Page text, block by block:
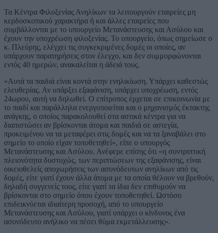
Τα Κέντρα Φιλοξενίας Ανηλίκων τα λειτουργούν εταιρείες μη
κερδοσκοπικού χαρακτήρα ή και άλλες εταιρείες που
συμβάλλονται με το υπουργείο Μετανάστευσης και Ασύλου και
έχουν την υποχρέωση φιλοξενίας. Το υπουργείο, όπως σημείωσε ο
κ. Πλεύρης, ελέγχει τις συγκεκριμένες δομές οι οποίες, αν
υπάρχουν παρατηρήσεις στον έλεγχο, και δεν συμμορφώνονται
εντός 40 ημερών, ανακαλείται η άδειά τους.
«Αυτά τα παιδιά είναι κοντά στην ενηλικίωση. Υπάρχει καθεστώς
ελευθερίας. Αν υπάρξει εξαφάνιση, υπάρχει υποχρέωση, εντός
24ωρου, αυτή να δηλωθεί. Ο επίτροπος έρχεται σε επικοινωνία με
το παιδί και παράλληλα ενεργοποιείται και ο μηχανισμός έκτακτης
ανάγκης, ο οποίος παρακολουθεί στα αστικά κέντρα για να
διαπιστώσει αν βρίσκονται άτομα και παιδιά σε αστεγία,
προκειμένου να τα μεταφέρει στις δομές και να τα ξαναβάλει στο
σημείο το οποίο είχαν τοποθετηθεί», είπε ο υπουργός
Μετανάστευσης και Ασύλου. Ανέφερε επίσης ότι «η συντριπτική
πλειονότητα δυστυχώς, των περιπτώσεων της εξαφάνισης, είναι
οικειοθελείς αποχωρήσεις των ασυνόδευτων ανηλίκων από τις
δομές, είτε γιατί έχουν άλλα άτομα με τα οποία θέλουν να βρεθούν,
δηλαδή συγγενείς τους, είτε γιατί τα ίδια δεν επιθυμούν να
βρίσκονται στο σημείο όπου έχουν τοποθετηθεί. Ωστόσο
επιδεικνύεται ιδιαίτερη προσοχή, από το υπουργείο
Μετανάστευσης και Ασύλου, γιατί υπάρχει ο κίνδυνος ένα
ασυνόδευτο ανήλικο να πέσει θύμα εκμετάλλευσης».